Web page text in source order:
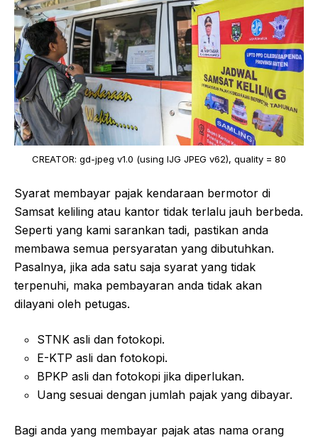
CREATOR: gd-jpeg v1.0 (using IJG JPEG v62), quality = 80
Syarat membayar pajak kendaraan bermotor di
Samsat keliling atau kantor tidak terlalu jauh berbeda.
Seperti yang kami sarankan tadi, pastikan anda
membawa semua persyaratan yang dibutuhkan.
Pasalnya, jika ada satu saja syarat yang tidak
terpenuhi, maka pembayaran anda tidak akan
dilayani oleh petugas.
STNK asli dan fotokopi.
E-KTP asli dan fotokopi.
BPKP asli dan fotokopi jika diperlukan.
Uang sesuai dengan jumlah pajak yang dibayar.
Bagi anda yang membayar pajak atas nama orang